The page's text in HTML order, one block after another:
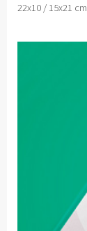
22x10 / 15x21 cm